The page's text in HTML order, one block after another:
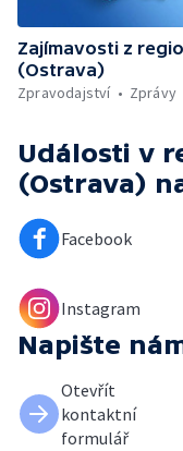
Zajímavosti z
(Ostrava)
Zpravodajství
Zprávy
Události v
(Ostrava)
Facebook
Instagram
Napište
Otevřít
kontaktní
formulář